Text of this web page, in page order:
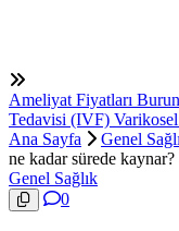
Ameliyat Fiyatları
Tedavisi (IVF)
Ana Sayfa
Genel
ne kadar sürede kaynar?
Genel Sağlık
0